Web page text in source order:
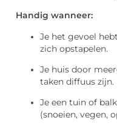
Handig wanneer:
Je het gevoel
zich opstapelen.
Je huis door
taken diffuus zijn.
Je een tuin of
(snoeien, vegen,